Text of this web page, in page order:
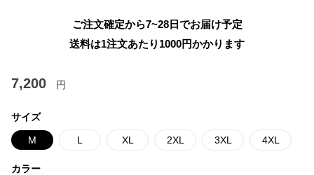
ご注文確定から7~28日でお届け予定
送料は1注文あたり 1000円かかります
7,200 円
サイズ
M L XL 2XL 3XL 4XL
カラー